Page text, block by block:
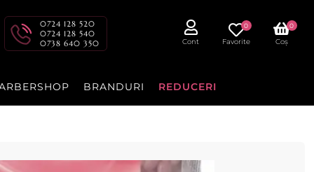
0724 128 520
0724 128 540
0738 640 350
Cont Favorite
0
Coș
0
BRANDURI REDUCERI